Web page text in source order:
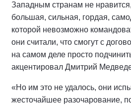
Западным странам не
большая, сильная, гордая,
которой невозможно
они считали, что смогут с
на самом деле просто
акцентировал Дмитрий
«Но им это не удалось, они
жесточайшее разочарование,